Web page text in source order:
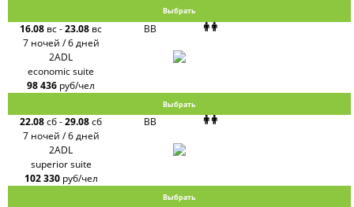
Выбрать
16.08 вс-23.08 вс
7 ночей / 6 дней
BB
2ADL
economic suite
98 436 руб/чел
Выбрать
22.08сб-29.08сб
7 ночей / 6 дней
BB
2ADL
superior suite
102 330 руб/чел
Выбрать